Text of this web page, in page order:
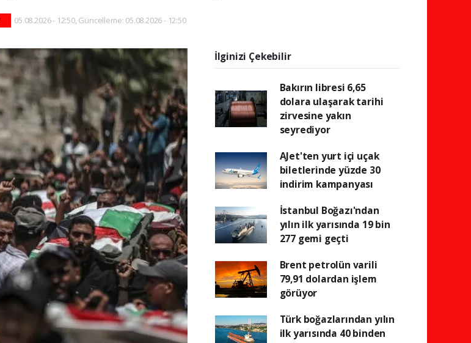
05.08.2026 - 12:50, Güncelleme: 05.08.2026 - 12:50
İlginizi Çekebilir
Bakırın libresi 6,65
dolara ulaşarak tarihi
zirvesine yakın
seyrediyor
AJet'ten yurt içi uçak
biletlerinde yüzde 30
indirim kampanyası
İstanbul Boğazı'ndan
yılın ilk yarısında 19 bin
277 gemi geçti
Brent petrolün varili
79,91 dolardan işlem
görüyor
Türk boğazlarından yılın
ilk yarısında 40 binden